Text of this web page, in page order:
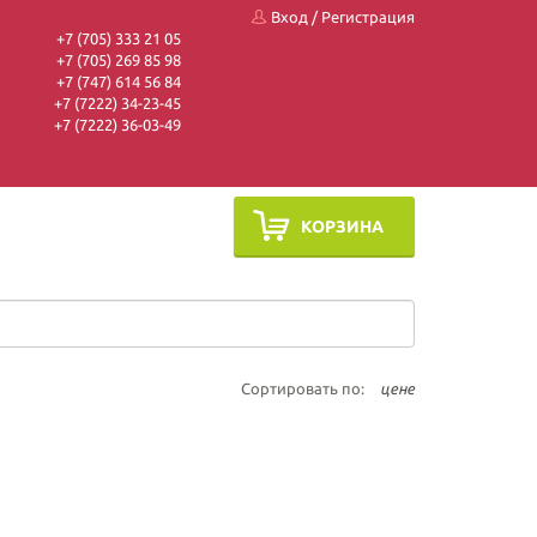
+7 (705) 333 21 05
+7 (705) 269 85 98
+7 (747) 614 56 84
+7 (7222) 34-23-45
+7 (7222) 36-03-49
Вход / Регистрация
КОРЗИНА
Сортировать по: цене